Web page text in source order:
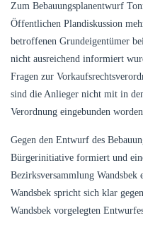
Zum Bebauungsplanentwurf
Öffentlichen Plandiskussion
betroffenen Grundeigentümer
nicht ausreichend informiert
Fragen zur
sind die Anlieger nicht mit in
Verordnung eingebunden
Gegen den Entwurf des
Bürgerinitiative formiert und
Bezirksversammlung
Wandsbek spricht sich klar
Wandsbek vorgelegten